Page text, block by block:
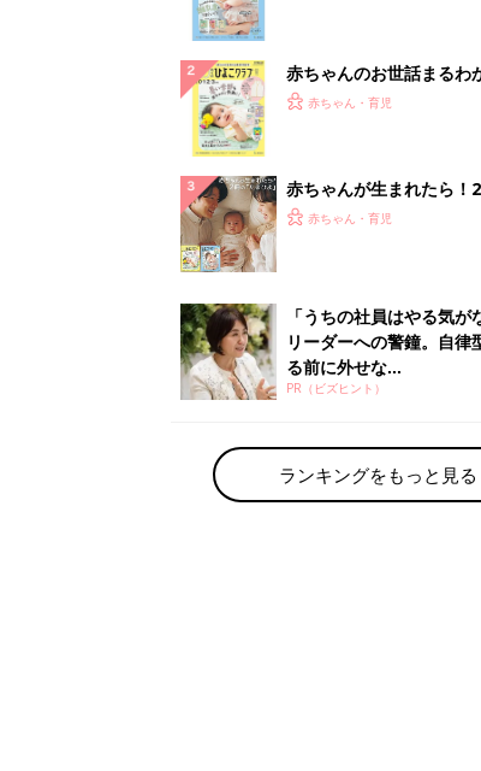
ランキングをもっと見る
赤ちゃん・育児の人気テーマ
育児日記・マンガ